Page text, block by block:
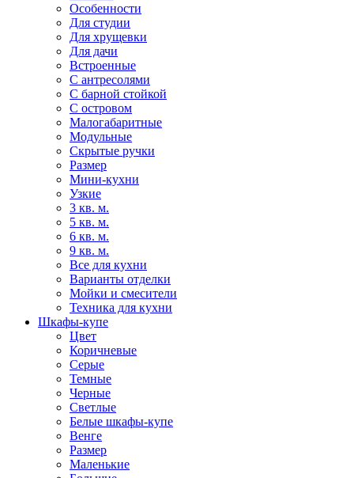
Особенности
Для студии
Для хрущевки
Для дачи
Встроенные
С антресолями
С барной стойкой
С островом
Малогабаритные
Модульные
Скрытые ручки
Размер
Мини-кухни
Узкие
3 кв. м.
5 кв. м.
6 кв. м.
9 кв. м.
Все для кухни
Варианты отделки
Мойки и смесители
Техника для кухни
Шкафы-купе
Цвет
Коричневые
Серые
Темные
Черные
Светлые
Белые шкафы-купе
Венге
Размер
Маленькие